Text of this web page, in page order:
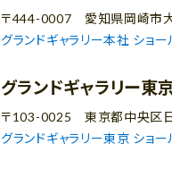
〒444-0007 愛知県岡崎市大
グランドギャラリー本社 ショ
グランドギャラリー東
〒103-0025 東京都中央区日
グランドギャラリー東京 ショ